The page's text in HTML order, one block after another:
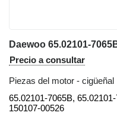
Precio a consultar
Piezas del motor - cigüeñal
65.02101-7065B,
150107-00526